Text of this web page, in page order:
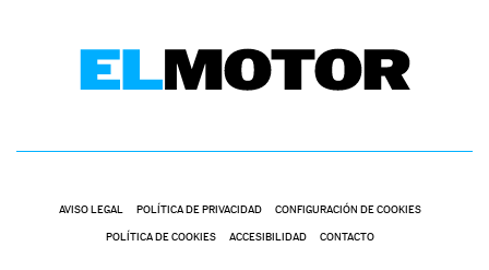
AVISO LEGAL POLÍTICA DE PRIVACIDAD CONFIGURACIÓN DE COOKIES
POLÍTICA DE COOKIES ACCESIBILIDAD CONTACTO